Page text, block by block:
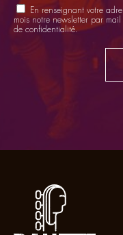
En renseignant votre
mois notre newsletter par
de confidentialité.